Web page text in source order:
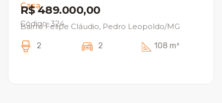
Casa
R$ 489.000,00
Código: 324
Bairro Felipe Cláudio, Pedro Leopoldo/MG
2 2 108 m²